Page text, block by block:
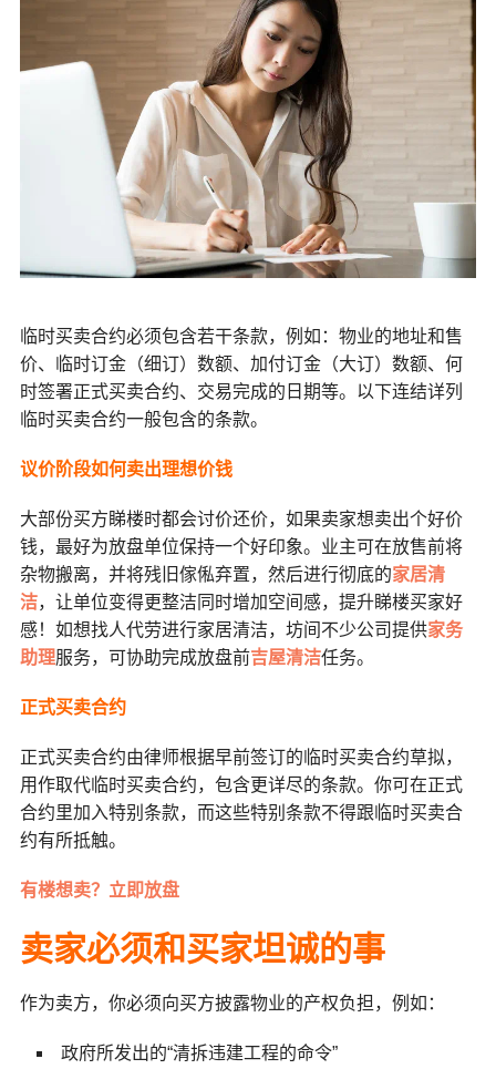
临时买卖合约必须包含若干条款，例如：物业的地址和售
价、临时订金（细订）数额、加付订金（大订）数额、何
时签署正式买卖合约、交易完成的日期等。以下连结详列
临时买卖合约一般包含的条款。
议价阶段如何卖出理想价钱
大部份买方睇楼时都会讨价还价，如果卖家想卖出个好价
钱，最好为放盘单位保持一个好印象。业主可在放售前将
杂物搬离，并将残旧傢俬弃置，然后进行彻底的家居清
洁，让单位变得更整洁同时增加空间感，提升睇楼买家好
感！如想找人代劳进行家居清洁，坊间不少公司提供家务
助理服务，可协助完成放盘前吉屋清洁任务。
正式买卖合约
正式买卖合约由律师根据早前签订的临时买卖合约草拟，
用作取代临时买卖合约，包含更详尽的条款。你可在正式
合约里加入特别条款，而这些特别条款不得跟临时买卖合
约有所抵触。
有楼想卖？立即放盘
卖家必须和买家坦诚的事
作为卖方，你必须向买方披露物业的产权负担，例如：
政府所发出的“清拆违建工程的命令”